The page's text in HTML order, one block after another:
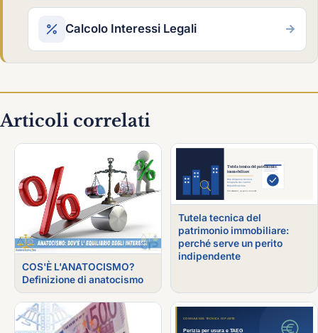
Calcolo Interessi Legali →
Articoli correlati
COS'È L'ANATOCISMO?
Definizione di anatocismo
Tutela tecnica del
patrimonio immobiliare:
perché serve un perito
indipendente